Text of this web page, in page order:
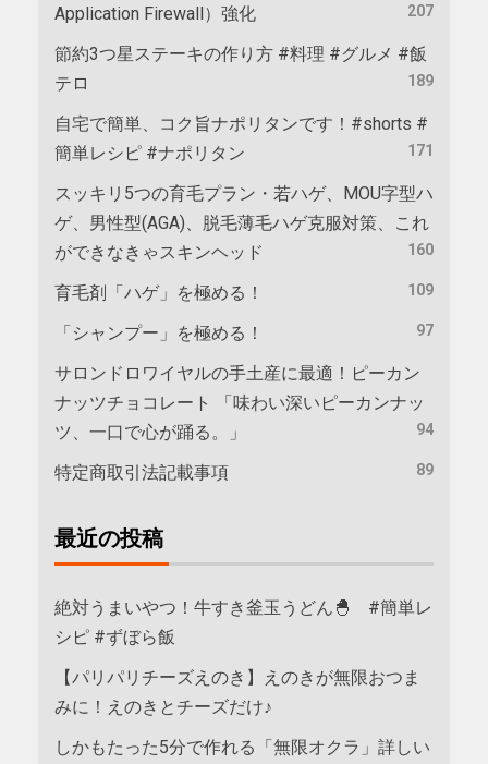
Application Firewall）強化
207
節約3つ星ステーキの作り方 #料理 #グルメ #飯
テロ
189
自宅で簡単、コク旨ナポリタンです！#shorts #
簡単レシピ #ナポリタン
171
スッキリ5つの育毛プラン・若ハゲ、MOU字型ハ
ゲ、男性型(AGA)、脱毛薄毛ハゲ克服対策、これ
ができなきゃスキンヘッド
160
育毛剤「ハゲ」を極める！ 109
「シャンプー」を極める！ 97
サロンドロワイヤルの手土産に最適！ピーカン
ナッツチョコレート 「味わい深いピーカンナッ
ツ、一口で心が踊る。」
94
特定商取引法記載事項 89
最近の投稿
絶対うまいやつ！牛すき釜玉うどん🐣 #簡単レ
シピ #ずぼら飯
【パリパリチーズえのき】えのきが無限おつま
みに！えのきとチーズだけ♪
しかもたった5分で作れる「無限オクラ」詳しい